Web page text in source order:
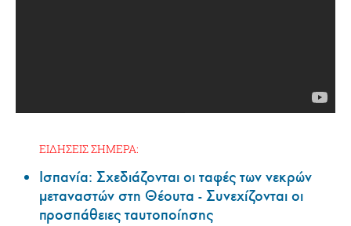
ΕΙΔΗΣΕΙΣ ΣΗΜΕΡΑ:
Ισπανία: Σχεδιάζονται οι ταφές των νεκρών
μεταναστών στη Θέουτα - Συνεχίζονται οι
προσπάθειες ταυτοποίησης